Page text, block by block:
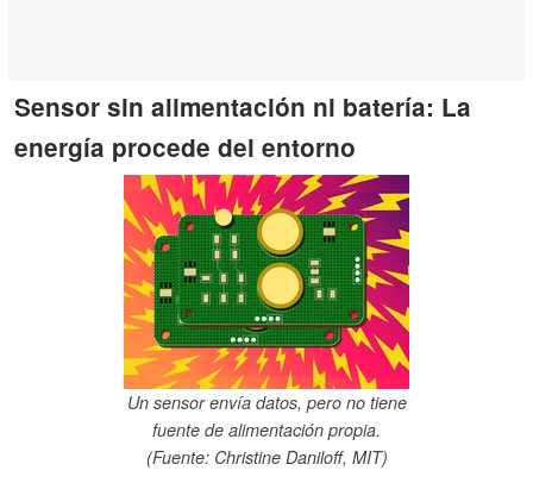
Sensor sin alimentación ni batería: La
energía procede del entorno
Un sensor envía datos, pero no tiene
fuente de alimentación propia.
(Fuente: Christine Daniloff, MIT)